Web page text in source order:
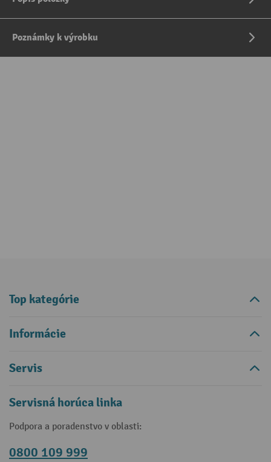
Poznámky k výrobku
Top kategórie
Informácie
Servis
Servisná horúca linka
Podpora a poradenstvo v oblasti:
0800 109 999